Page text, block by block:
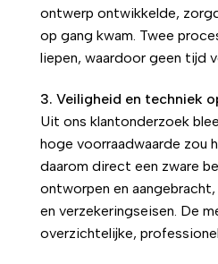
ontwerp ontwikkelde,
op gang kwam. Twee
liepen, waardoor geen tijd
3. Veiligheid en techniek
Uit ons klantonderzoek
hoge voorraadwaarde zou
daarom direct een zware
ontworpen en
en verzekeringseisen. De
overzichtelijke,